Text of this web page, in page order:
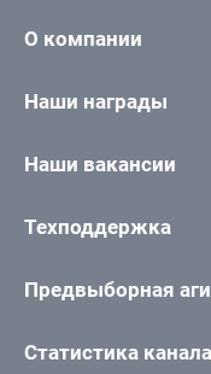
О компании
Наши награды
Наши вакансии
Техподдержка
Предвыборная
Статистика